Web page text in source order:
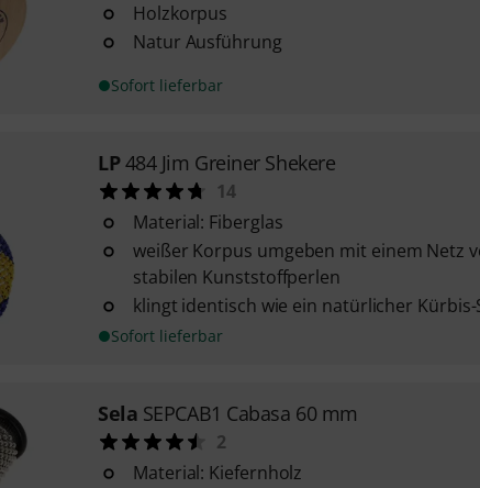
Holzkorpus
Natur Ausführung
Sofort lieferbar
LP 484 Jim Greiner Shekere
14
Material: Fiberglas
weißer Korpus umgeben mit einem Netz
stabilen Kunststoffperlen
klingt identisch wie ein natürlicher Kürbis-
Sofort lieferbar
Sela SEPCAB1 Cabasa 60 mm
2
Material: Kiefernholz